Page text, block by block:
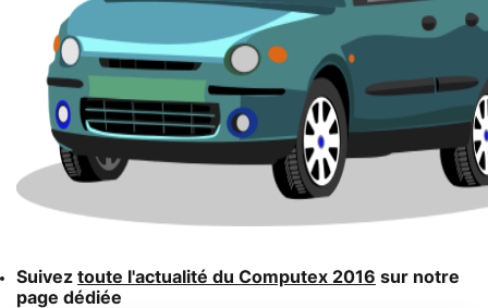
Suivez toute l'actualité du Computex 2016 sur notre
page dédiée